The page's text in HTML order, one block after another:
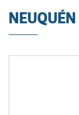
NEUQUÉN